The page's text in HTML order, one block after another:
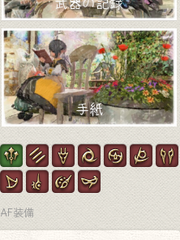
武器の記録
手紙
AF装備